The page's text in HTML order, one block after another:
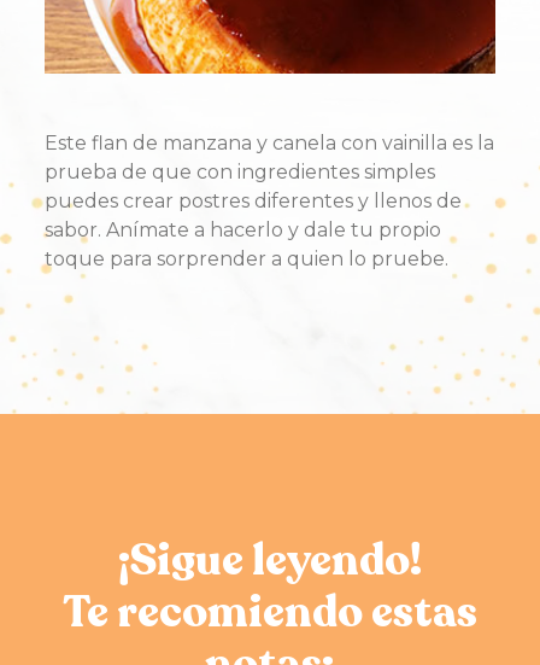
Este flan de manzana y canela con vainilla es la
prueba de que con ingredientes simples
puedes crear postres diferentes y llenos de
sabor. Anímate a hacerlo y dale tu propio
toque para sorprender a quien lo pruebe.
¡Sigue leyendo!
Te recomiendo estas